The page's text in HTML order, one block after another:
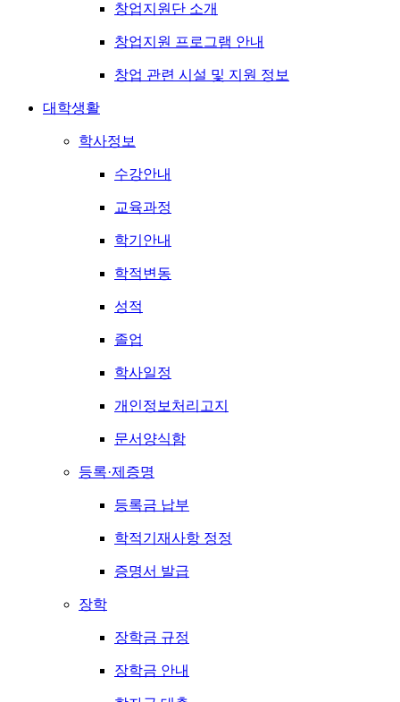
창업지원단 소개
창업지원 프로그램 안내
창업 관련 시설 및 지원 정보
대학생활
학사정보
수강안내
교육과정
학기안내
학적변동
성적
졸업
학사일정
개인정보처리고지
문서양식함
등록·제증명
등록금 납부
학적기재사항 정정
증명서 발급
장학
장학금 규정
장학금 안내